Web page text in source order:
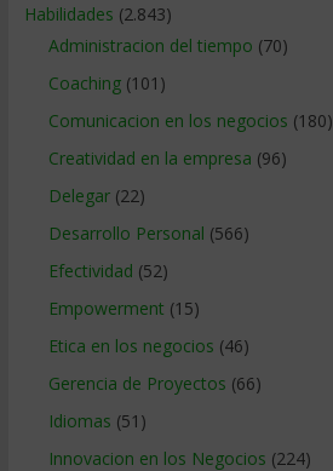
Habilidades (2.843)
Administracion del tiempo (70)
Coaching(101)
Comunicacion en los negocios (180)
Creatividad en la empresa (96)
Delegar(22)
Desarrollo Personal (566)
Efectividad (52)
Empowerment (15)
Etica en los negocios (46)
Gerencia de Proyectos (66)
Idiomas (51)
Innovacion en los Negocios (224)